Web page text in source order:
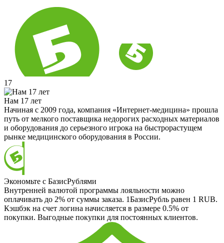
17
Нам 17 лет
Начиная с 2009 года, компания «Интернет-медицина» прошла
путь от мелкого поставщика недорогих расходных материалов
и оборудования до серьезного игрока на быстрорастущем
рынке медицинского оборудования в России.
Экономьте с БазисРублями
Внутренней валютой программы лояльности можно
оплачивать до 2% от суммы заказа. 1БазисРубль равен 1 RUB.
Кэшбэк на счет логина начисляется в размере 0.5% от
покупки. Выгодные покупки для постоянных клиентов.